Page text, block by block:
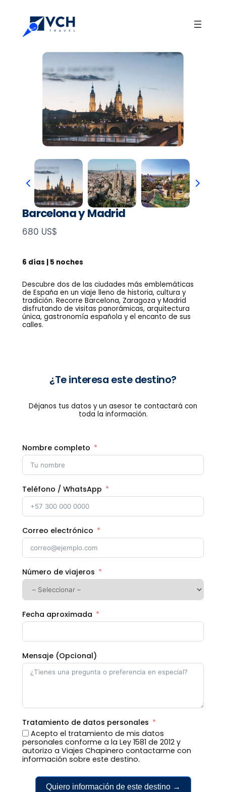
Barcelona y Madrid
N
w
680 US$
6 días | 5 noches
Descubre dos de las ciudades más emblemáticas
de España en un viaje lleno de historia, cultura y
tradición. Recorre Barcelona, Zaragoza y Madrid
disfrutando de visitas panorámicas, arquitectura
única, gastronomía española y el encanto de sus
calles.
¿Te interesa este destino?
Déjanos tus datos y un asesor te contactará con
toda la información.
Nombre completo
Teléfono / WhatsApp
Correo electrónico
Número de viajeros
Fecha aproximada
Mensaje (Opcional)
Tratamiento de datos personales
Acepto el tratamiento de mis datos
personales conforme a la Ley 1581 de 2012 y
autorizo a Viajes Chapinero contactarme con
información sobre este destino.
Quiero información de este destino →